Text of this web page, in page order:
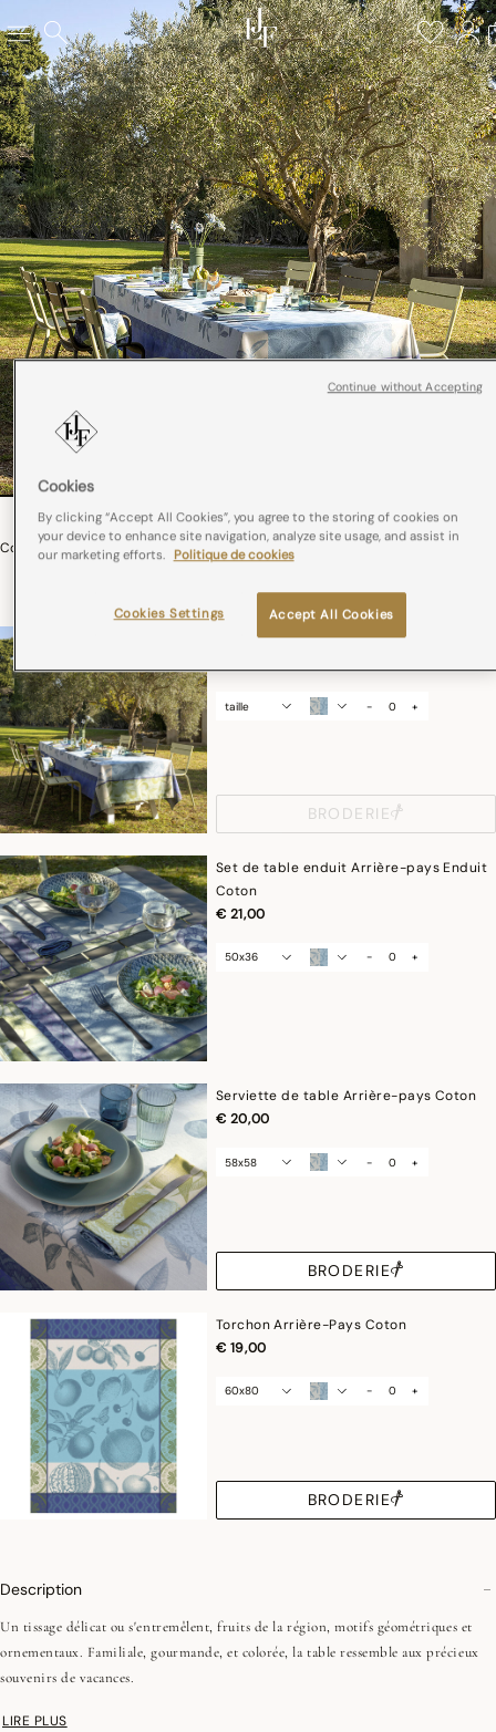
Collection Arrière-Pays Coton
Nappe Arrière-pays Coton
taille - +
BRODERIE
Set de table enduit Arrière-pays Enduit
Coton
€ 21,00
50x36 - +
Serviette de table Arrière-pays Coton
€ 20,00
58x58 - +
BRODERIE
Torchon Arrière-Pays Coton
€ 19,00
60x80 - +
BRODERIE
Description
Un tissage délicat ou s'entremêlent, fruits de la région, motifs géométriques et
ornementaux. Familiale, gourmande, et colorée, la table ressemble aux précieux
souvenirs de vacances.
Fils peignés, longues fibres
LIRE PLUS
Cookies
By clicking “Accept All Cookies”, you agree to the storing of cookies on
your device to enhance site navigation, analyze site usage, and assist in
our marketing efforts. Politique de cookies
Accept All Cookies
Cookies Settings
Continue without Accepting